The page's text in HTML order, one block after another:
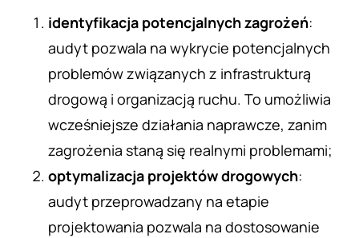
identyfikacja potencjalnych zagrożeń:
audyt pozwala na wykrycie potencjalnych
problemów związanych z infrastrukturą
drogową i organizacją ruchu. To umożliwia
wcześniejsze działania naprawcze, zanim
zagrożenia staną się realnymi problemami;
optymalizacja projektów drogowych:
audyt przeprowadzany na etapie
projektowania pozwala na dostosowanie